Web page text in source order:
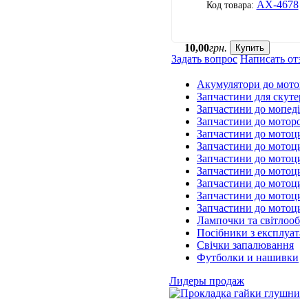
АХ-4678
10,00грн. Купить
Задать вопрос Написать
Акумулятори до
Запчастини для
Запчастини до
Запчастини до
Запчастини до
Запчастини до
Запчастини до
Запчастини до
Запчастини до
Запчастини до
Запчастини до
Лампочки та
Посібники з
Свічки запалювання
Футболки и нашивки
Лидеры продаж